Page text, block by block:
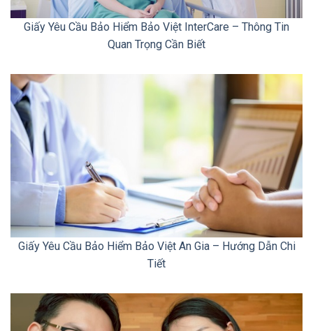
Giấy Yêu Cầu Bảo Hiểm Bảo Việt InterCare – Thông Tin
Quan Trọng Cần Biết
Giấy Yêu Cầu Bảo Hiểm Bảo Việt An Gia – Hướng Dẫn Chi
Tiết